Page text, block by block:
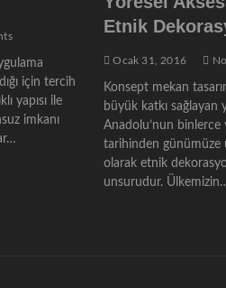
için tercih
yapısı ile
imkanı
Etnik
Ocak 31, 2016
Konsept mekan
büyük katkı sağlayan
Anadolu’nun binlerce
tarihinden günümüze
olarak etnik
unsurudur.